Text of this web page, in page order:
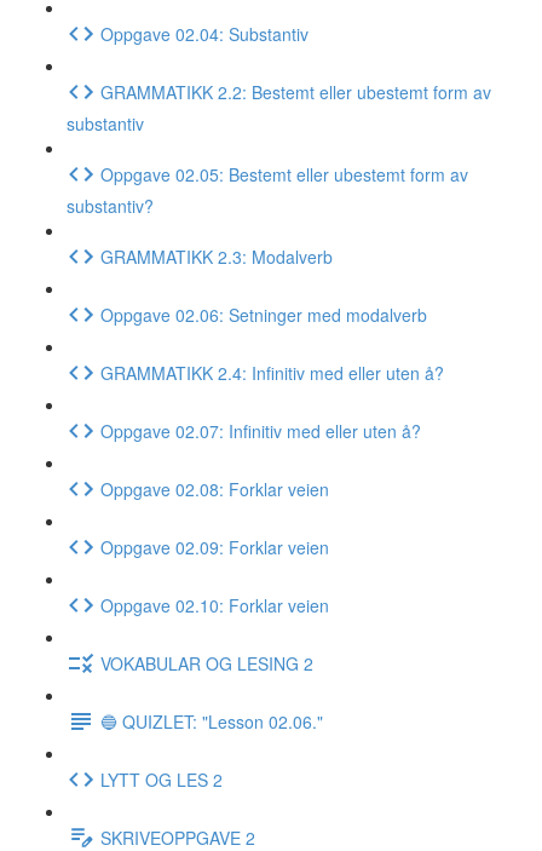
Oppgave 02.04: Substantiv
GRAMMATIKK 2.2: Bestemt eller ubestemt form av
substantiv
Oppgave 02.05: Bestemt eller ubestemt form av
substantiv?
GRAMMATIKK 2.3: Modalverb
Oppgave 02.06: Setninger med modalverb
GRAMMATIKK 2.4: Infinitiv med eller uten å?
Oppgave 02.07: Infinitiv med eller uten å?
Oppgave 02.08: Forklar veien
Oppgave 02.09: Forklar veien
Oppgave 02.10: Forklar veien
VOKABULAR OG LESING 2
🔵 QUIZLET: "Lesson 02.06."
LYTT OG LES 2
SKRIVEOPPGAVE 2